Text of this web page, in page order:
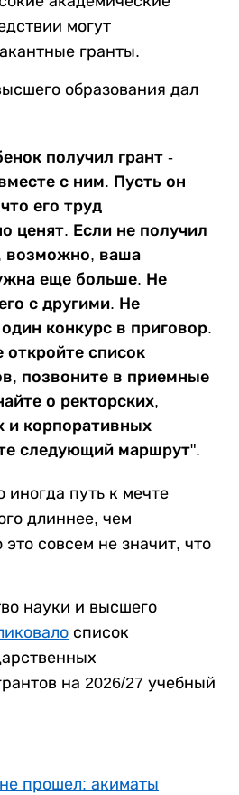
могут
гранты.
образования дал
получил грант -
с ним. Пусть он
его труд
ценят. Если не получил
возможно, ваша
еще больше. Не
с другими. Не
конкурс в приговор.
список
позвоните в приемные
о ректорских,
и корпоративных
следующий маршрут".
иногда путь к мечте
длиннее, чем
совсем не значит, что
науки и высшего
список
на 2026/27 учебный
прошел: акиматы